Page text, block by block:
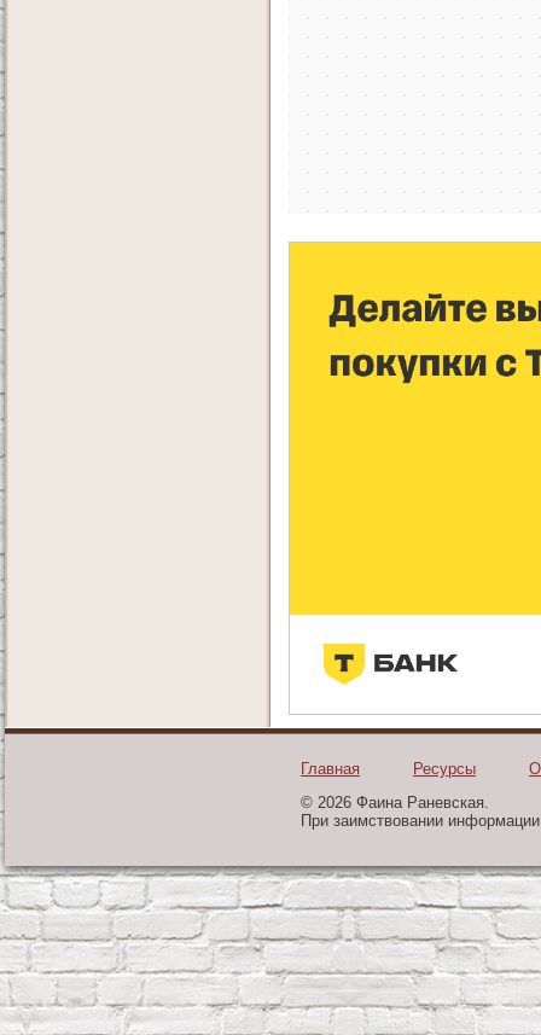
Главная Ресурсы
© 2026 Фаина Раневская.
При заимствовании